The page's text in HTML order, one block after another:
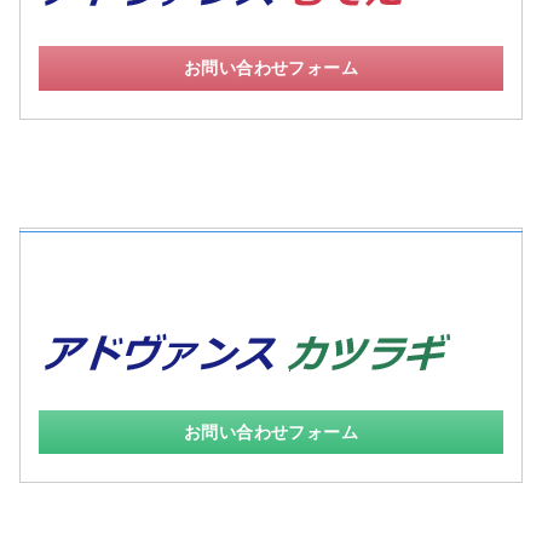
お問い合わせフォーム
お問い合わせフォーム